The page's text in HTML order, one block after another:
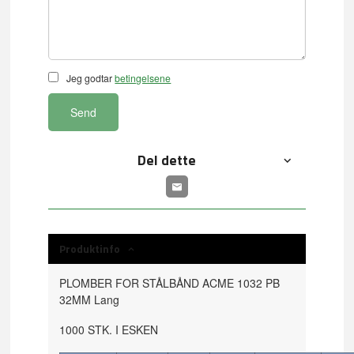
Jeg godtarbetingelsene
Send
Del dette
Produktinfo
PLOMBER FOR STÅLBÅND ACME 1032 PB
32MM Lang
1000 STK. I ESKEN